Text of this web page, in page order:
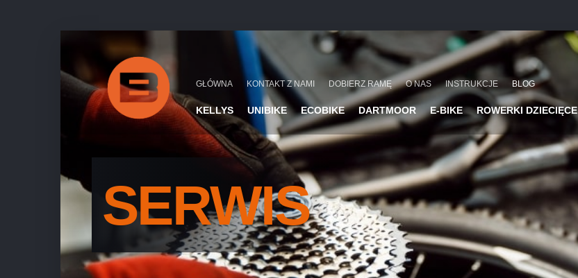
GŁÓWNA KONTAKT Z NAMI DOBIERZ RAMĘ O NAS INSTRUKCJE BLOG
KELLYS UNIBIKE ECOBIKE DARTMOOR E-BIKE ROWERKI DZIECIĘCE
SERWIS